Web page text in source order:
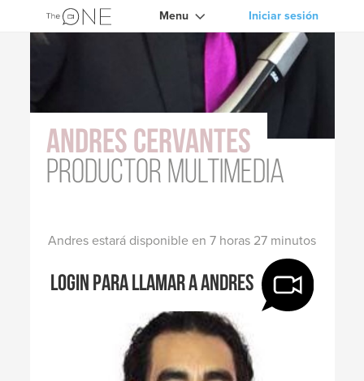
Menu Iniciar sesión
Andres Cervantes
Productor Multimedia
Andres estará disponible en 7 horas 27 minutos
Login para llamar a Andres